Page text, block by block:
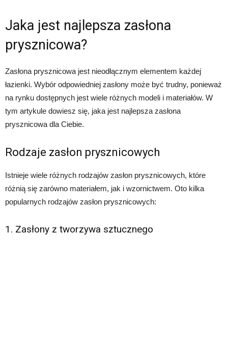
Jaka jest najlepsza zasłona
prysznicowa?
Zasłona prysznicowa jest nieodłącznym elementem każdej
łazienki. Wybór odpowiedniej zasłony może być trudny, ponieważ
na rynku dostępnych jest wiele różnych modeli i materiałów. W
tym artykule dowiesz się, jaka jest najlepsza zasłona
prysznicowa dla Ciebie.
Rodzaje zasłon prysznicowych
Istnieje wiele różnych rodzajów zasłon prysznicowych, które
różnią się zarówno materiałem, jak i wzornictwem. Oto kilka
popularnych rodzajów zasłon prysznicowych:
1. Zasłony z tworzywa sztucznego